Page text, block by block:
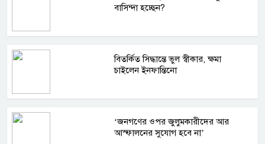
বাসিন্দা হচ্ছেন?
বিতর্কিত সিদ্ধান্তে ভুল স্বীকার, ক্ষমা
চাইলেন ইনফান্তিনো
‘জনগণের ওপর জুলুমকারীদের আর
আস্ফালনের সুযোগ হবে না’